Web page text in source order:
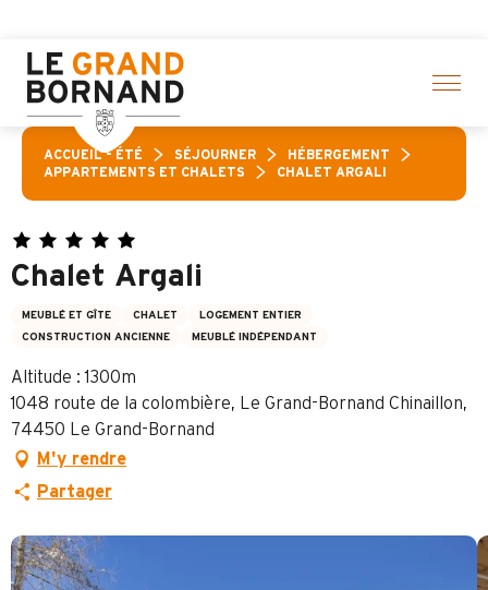
contenu
principal
ACCUEIL – ÉTÉ SÉJOURNER
HÉBERGEMENT
APPARTEMENTS ET CHALETS
CHALET ARGALI
Chalet Argali
MEUBLÉ ET GÎTE CHALET
LOGEMENT ENTIER
CONSTRUCTION ANCIENNE
MEUBLÉ INDÉPENDANT
Altitude : 1300m
1048 route de la colombière, Le Grand-Bornand Chinaillon,
74450 Le Grand-Bornand
M'y rendre
Partager